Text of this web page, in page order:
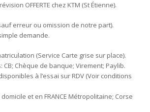
OFFERTE chez KTM (St Étienne).
erreur ou omission de notre part).
demande.
(Service Carte grise sur place).
CB; Chèque de banque; Virement; Paylib.
à l’essai sur RDV (Voir conditions
et en FRANCE Métropolitaine; Corse